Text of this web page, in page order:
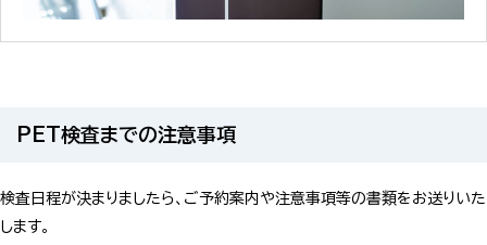
PET検査までの注意事項
検査日程が決まりましたら、ご予約案内や注意事項等の書類をお送りいた
します。